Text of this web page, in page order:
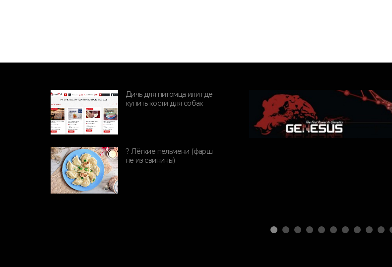
Дичь для питомца или где
купить кости для собак
? Лёгкие пельмени (фарш
не из свинины)
Селекционная
простота
ПОРОДЫ СВИНЕЙ
программа
GENESUS